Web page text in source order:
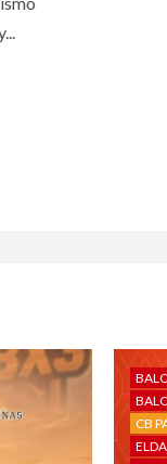
CB